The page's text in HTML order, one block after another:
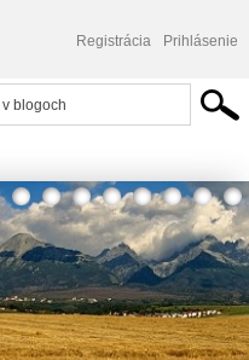
Registrácia Prihlásenie